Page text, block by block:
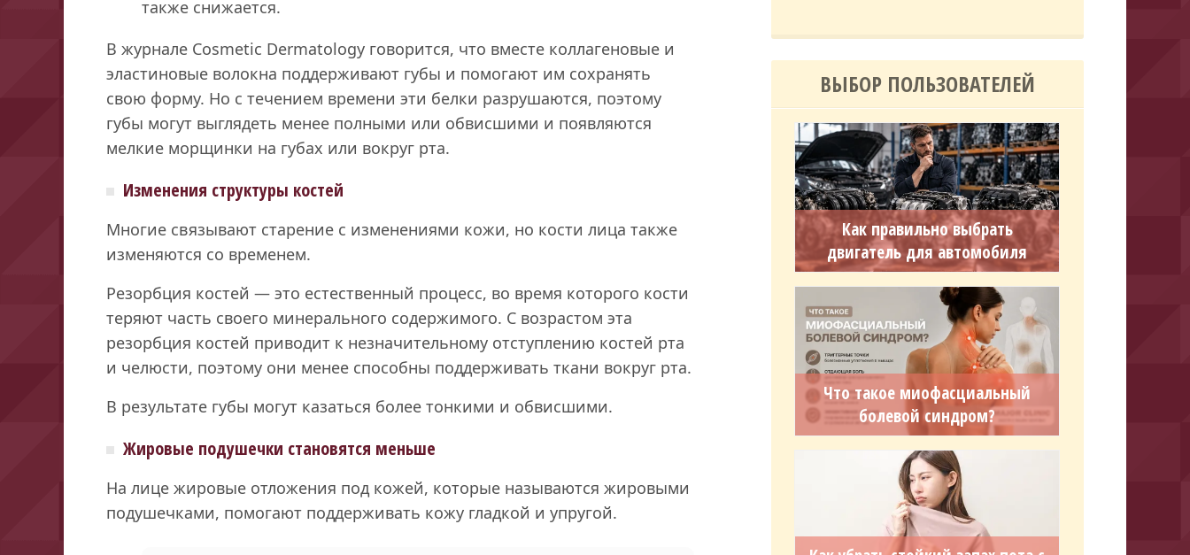
также снижается.
В журнале Cosmetic Dermatology говорится, что вместе коллагеновые и
эластиновые волокна поддерживают губы и помогают им сохранять
свою форму. Но с течением времени эти белки разрушаются, поэтому
губы могут выглядеть менее полными или обвисшими и появляются
мелкие морщинки на губах или вокруг рта.
Изменения структуры костей
Многие связывают старение с изменениями кожи, но кости лица также
изменяются со временем.
Резорбция костей — это естественный процесс, во время которого кости
теряют часть своего минерального содержимого. С возрастом эта
резорбция костей приводит к незначительному отступлению костей рта
и челюсти, поэтому они менее способны поддерживать ткани вокруг рта.
В результате губы могут казаться более тонкими и обвисшими.
Жировые подушечки становятся меньше
На лице жировые отложения под кожей, которые называются жировыми
подушечками, помогают поддерживать кожу гладкой и упругой.
ВЫБОР ПОЛЬЗОВАТЕЛЕЙ
Как правильно выбрать
двигатель для автомобиля
Что такое миофасциальный
болевой синдром?